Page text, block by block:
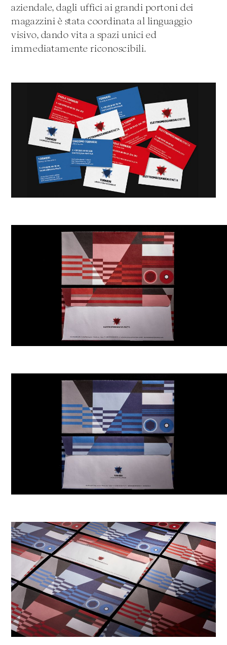
aziendale, dagli uffici ai grandi portoni dei
magazzini è stata coordinata al linguaggio
visivo, dando vita a spazi unici ed
immediatamente riconoscibili.